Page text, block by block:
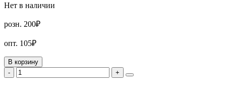
Нет в наличии
розн. 200₽
опт. 105₽
В корзину
-
+